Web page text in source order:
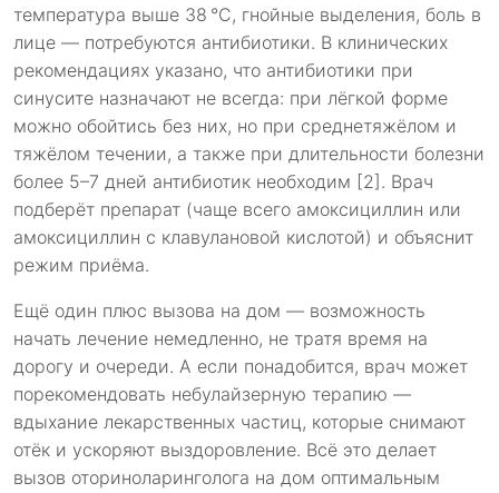
температура выше 38 °C, гнойные выделения, боль в
лице — потребуются антибиотики. В клинических
рекомендациях указано, что антибиотики при
синусите назначают не всегда: при лёгкой форме
можно обойтись без них, но при среднетяжёлом и
тяжёлом течении, а также при длительности болезни
более 5–7 дней антибиотик необходим [2]. Врач
подберёт препарат (чаще всего амоксициллин или
амоксициллин с клавулановой кислотой) и объяснит
режим приёма.
Ещё один плюс вызова на дом — возможность
начать лечение немедленно, не тратя время на
дорогу и очереди. А если понадобится, врач может
порекомендовать небулайзерную терапию —
вдыхание лекарственных частиц, которые снимают
отёк и ускоряют выздоровление. Всё это делает
вызов оториноларинголога на дом оптимальным